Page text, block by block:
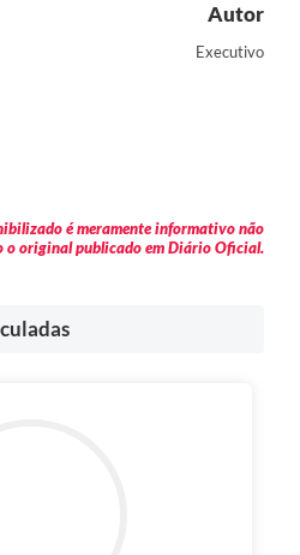
Autor
Executivo
é meramente informativo não
o original publicado em Diário Oficial.